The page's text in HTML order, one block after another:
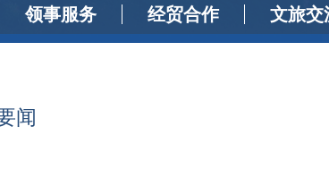
领事服务 经贸合作 文旅交
闻